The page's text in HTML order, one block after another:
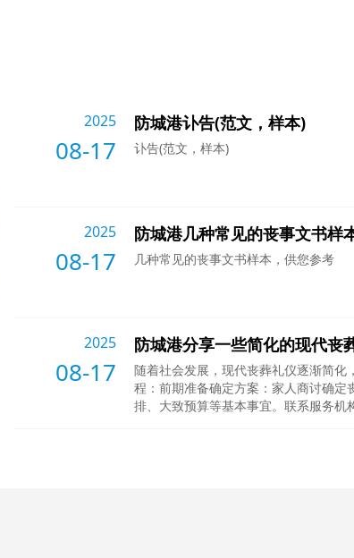
防城港中国什么时间开始火化
2025
08-17
防城港讣告(范文，样本)
讣告(范文，样本)
2025
08-17
防城港几种常见的丧事文书样
几种常见的丧事文书样本，供您参考
2025
08-17
防城港分享一些简化的现代丧
随着社会发展，现代丧葬礼仪逐渐简化
程：前期准备确定方案：家人商讨确定
排、大致预算等基本事宜。联系服务机